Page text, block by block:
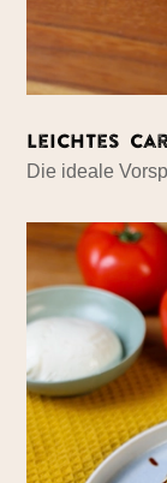
Leichtes
Die ideale